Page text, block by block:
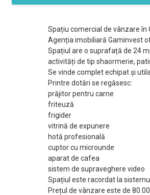
Spațiu comercial de vânzare în
Agenția imobiliară Gaminvest
Spațiul are o suprafață de 24
activități de tip shaormerie,
Se vinde complet echipat și
Printre dotări se regăsesc:
prăjitor pentru carne
friteuză
frigider
vitrină de expunere
hotă profesională
cuptor cu microunde
aparat de cafea
sistem de supraveghere video
Spațiul este racordat la
Prețul de vânzare este de